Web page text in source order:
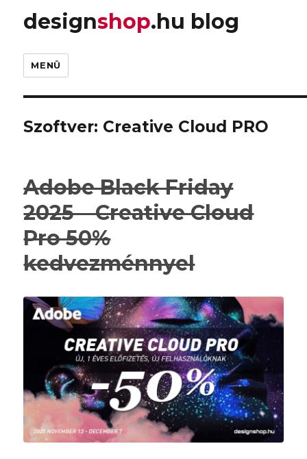
designshop.hu blog
MENÜ
Szoftver: Creative Cloud PRO
Adobe Black Friday
2025 – Creative Cloud
Pro 50%
kedvezménnyel